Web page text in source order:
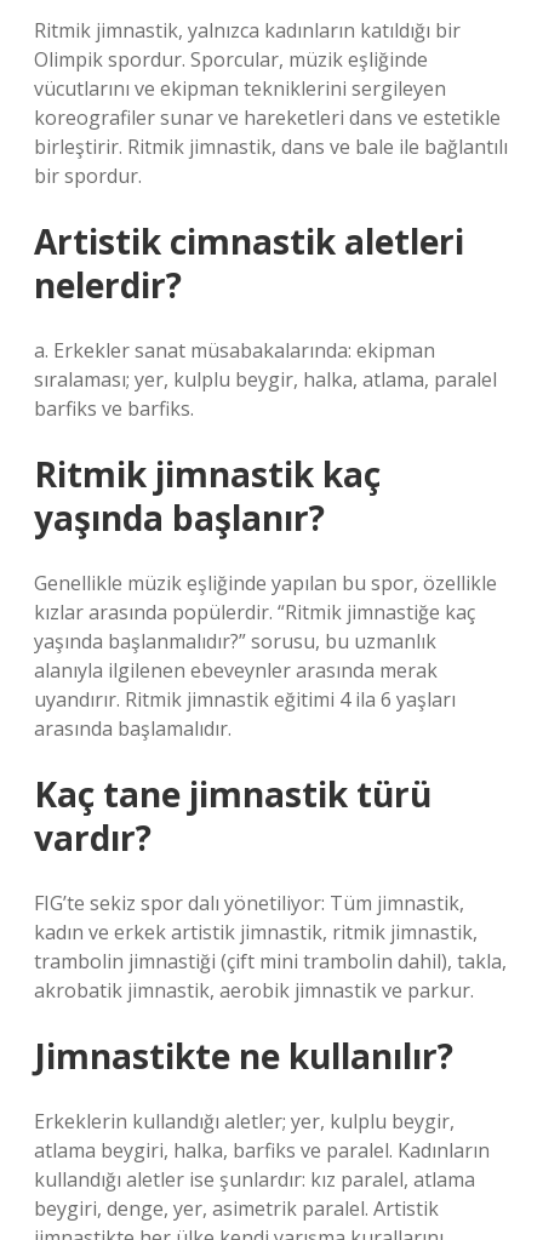
Ritmik jimnastik, yalnızca kadınların katıldığı bir
Olimpik spordur. Sporcular, müzik eşliğinde
vücutlarını ve ekipman tekniklerini sergileyen
koreografiler sunar ve hareketleri dans ve estetikle
birleştirir. Ritmik jimnastik, dans ve bale ile bağlantılı
bir spordur.
Artistik cimnastik aletleri
nelerdir?
a. Erkekler sanat müsabakalarında: ekipman
sıralaması; yer, kulplu beygir, halka, atlama, paralel
barfiks ve barfiks.
Ritmik jimnastik kaç
yaşında başlanır?
Genellikle müzik eşliğinde yapılan bu spor, özellikle
kızlar arasında popülerdir. “Ritmik jimnastiğe kaç
yaşında başlanmalıdır?” sorusu, bu uzmanlık
alanıyla ilgilenen ebeveynler arasında merak
uyandırır. Ritmik jimnastik eğitimi 4 ila 6 yaşları
arasında başlamalıdır.
Kaç tane jimnastik türü
vardır?
FIG’te sekiz spor dalı yönetiliyor: Tüm jimnastik,
kadın ve erkek artistik jimnastik, ritmik jimnastik,
trambolin jimnastiği (çift mini trambolin dahil), takla,
akrobatik jimnastik, aerobik jimnastik ve parkur.
Jimnastikte ne kullanılır?
Erkeklerin kullandığı aletler; yer, kulplu beygir,
atlama beygiri, halka, barfiks ve paralel. Kadınların
kullandığı aletler ise şunlardır: kız paralel, atlama
beygiri, denge, yer, asimetrik paralel. Artistik